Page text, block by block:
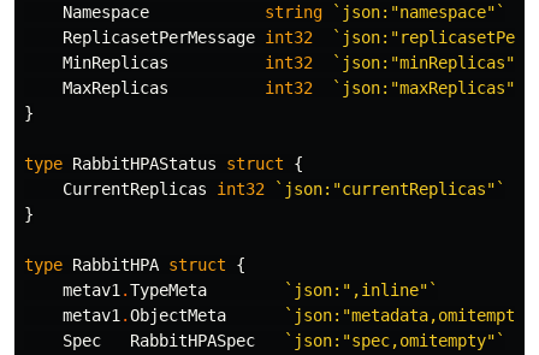
Namespace
string
`json:"namespace"`
ReplicasetPerMessage int32
MinReplicas
int32
`json:"minReplicas"`
MaxReplicas
int32
`json:"maxReplicas"`
}
type RabbitHPAStatus struct
{
CurrentReplicas
int32
`json:"currentReplicas"`
}
type RabbitHPA struct
{
metav1 .TypeMeta
`json:",inline"`
metav1 .ObjectMeta
Spec
RabbitHPASpec
`json:"spec,omitempty"`